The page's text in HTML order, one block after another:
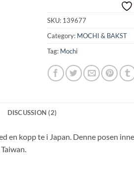
SKU: 139677
Category: MOCHI & BAKST
Tag: Mochi
DISCUSSION (2)
en kopp te i Japan. Denne posen